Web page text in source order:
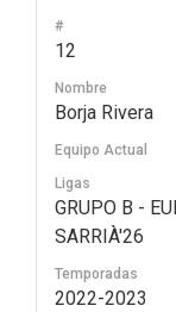
#
12
Nombre
Borja Rivera
Equipo Actual
Ligas
GRUPO B -
SARRIÀ'26
Temporadas
2022-2023